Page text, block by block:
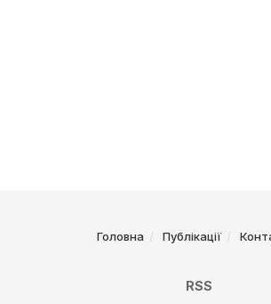
Головна Публікації
RSS